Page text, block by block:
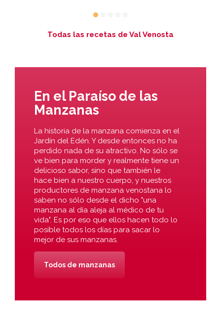
Todas las recetas de Val Venosta
En el Paraíso de las
Manzanas
La historia de la manzana comienza en el
Jardín del Edén. Y desde entonces no ha
perdido nada de su atractivo. No sólo se
ve bien para morder y realmente tiene un
delicioso sabor, sino que también le
hace bien a nuestro cuerpo, y nuestros
productores de manzana venostana lo
saben no sólo desde el dicho "una
manzana al día aleja al médico de tu
vida". Es por eso que ellos hacen todo lo
posible todos los días para sacar lo
mejor de sus manzanas.
Todos de manzanas